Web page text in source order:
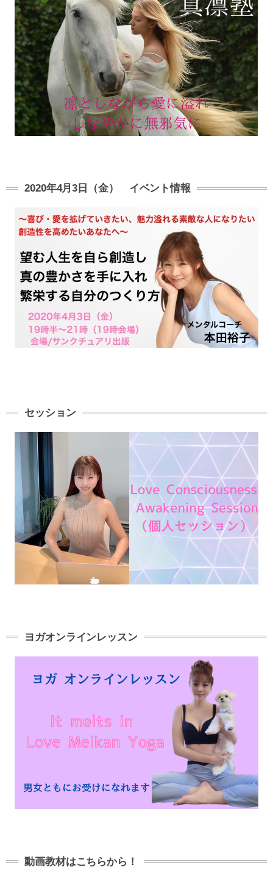
2020年4月3日（金） イベント情報
セッション
ヨガオンラインレッスン
動画教材はこちらから！